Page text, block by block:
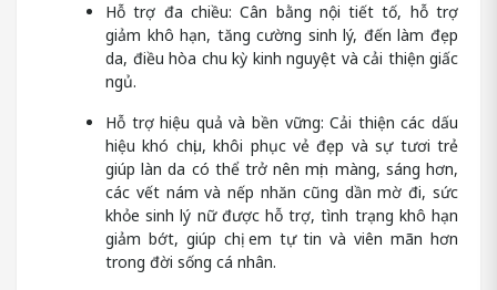
Hỗ trợ đa chiều: Cân bằng nội tiết tố, hỗ trợ
giảm khô hạn, tăng cường sinh lý, đến làm đẹp
da, điều hòa chu kỳ kinh nguyệt và cải thiện giấc
ngủ.
Hỗ trợ hiệu quả và bền vững: Cải thiện các dấu
hiệu khó chịu, khôi phục vẻ đẹp và sự tươi trẻ
giúp làn da có thể trở nên mịn màng, sáng hơn,
các vết nám và nếp nhăn cũng dần mờ đi, sức
khỏe sinh lý nữ được hỗ trợ, tình trạng khô hạn
giảm bớt, giúp chị em tự tin và viên mãn hơn
trong đời sống cá nhân.